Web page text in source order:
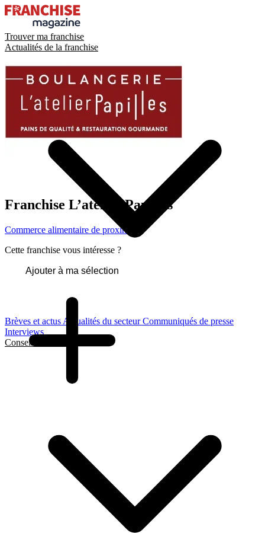
Trouver ma franchise
Actualités de la franchise
Brèves et actus Actualités du secteurCommuniqués de presse
Interviews
Conseils et Guides
Franchise L’atelier Papilles
Commerce alimentaire de proximité
Cette franchise vous intéresse ?
Ajouter à ma sélection